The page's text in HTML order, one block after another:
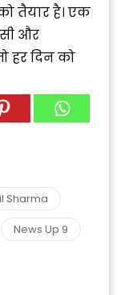
तैयार है। एक
और
हर दिन को
Sharma
News Up 9